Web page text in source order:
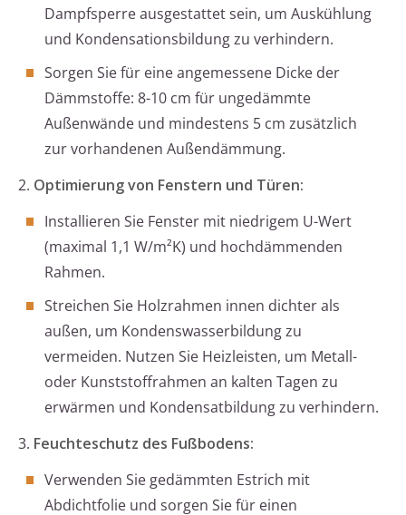
Dampfsperre ausgestattet sein, um Auskühlung
und Kondensationsbildung zu verhindern.
Sorgen Sie für eine angemessene Dicke der
Dämmstoffe: 8-10 cm für ungedämmte
Außenwände und mindestens 5 cm zusätzlich
zur vorhandenen Außendämmung.
2. Optimierung von Fenstern und Türen:
Installieren Sie Fenster mit niedrigem U-Wert
(maximal 1,1 W/m²K) und hochdämmenden
Rahmen.
Streichen Sie Holzrahmen innen dichter als
außen, um Kondenswasserbildung zu
vermeiden. Nutzen Sie Heizleisten, um Metall-
oder Kunststoffrahmen an kalten Tagen zu
erwärmen und Kondensatbildung zu verhindern.
3. Feuchteschutz des Fußbodens:
Verwenden Sie gedämmten Estrich mit
Abdichtfolie und sorgen Sie für einen